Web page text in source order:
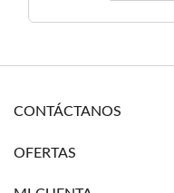
CONTÁCTANOS
OFERTAS